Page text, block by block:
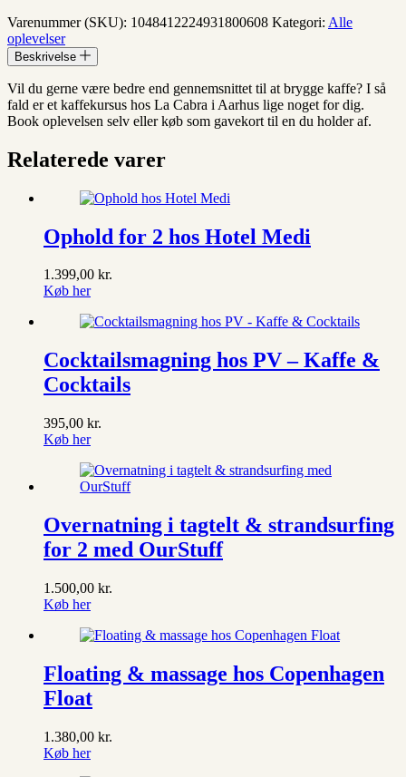
Varenummer (SKU): 1048412224931800608 Kategori: Alle
oplevelser
Beskrivelse
Vil du gerne være bedre end gennemsnittet til at brygge kaffe? I så
fald er et kaffekursus hos La Cabra i Aarhus lige noget for dig.
Book oplevelsen selv eller køb som gavekort til en du holder af.
Relaterede varer
Ophold for 2 hos Hotel Medi
1.399,00 kr.
Køb her
Cocktailsmagning hos PV – Kaffe &
Cocktails
395,00 kr.
Køb her
Overnatning i tagtelt & strandsurfing
for 2 med OurStuff
1.500,00 kr.
Køb her
Floating & massage hos Copenhagen
Float
1.380,00 kr.
Køb her